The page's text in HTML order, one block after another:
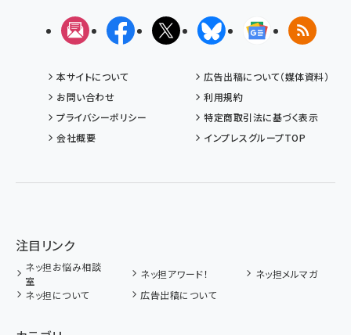
メルマガFacebookX(エックス)BlueskyGoogleニュ
RSS
本サイトについて
広告出稿について（媒体資料）
お問い合わせ
利用規約
プライバシーポリシー
特定商取引法に基づく表示
会社概要
インプレスグループTOP
注目リンク
ネッ担お悩み相談
室
ネッ担アワード！
ネッ担メルマガ
ネッ担について
広告出稿について